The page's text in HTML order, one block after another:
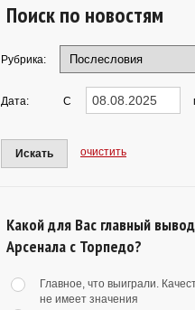
Поиск по новостям
Рубрика:
Дата: С
Искать очистить
Какой для Вас главный
Арсенала с Торпедо?
Главное, что выиграли.
не имеет значения